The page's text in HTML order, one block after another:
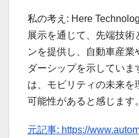
私の考え: Here
展示を通じて、先端技術
ンを提供し、自動車産
ダーシップを示していま
は、モビリティの未来を
可能性があると感じます。
元記事: https://